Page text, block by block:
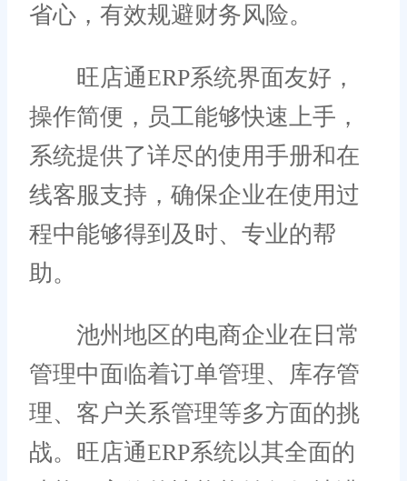
省心，有效规避财务风险。
旺店通ERP系统界面友好，
操作简便，员工能够快速上手，
系统提供了详尽的使用手册和在
线客服支持，确保企业在使用过
程中能够得到及时、专业的帮
助。
池州地区的电商企业在日常
管理中面临着订单管理、库存管
理、客户关系管理等多方面的挑
战。旺店通ERP系统以其全面的